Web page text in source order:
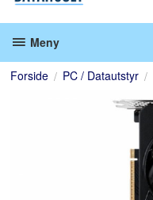
Meny
Forside PC / Datautstyr